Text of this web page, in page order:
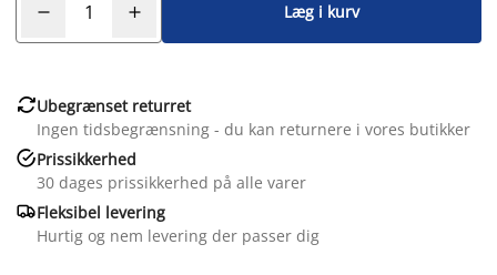
Læg i kurv
Ubegrænset returret
Ingen tidsbegrænsning - du kan returnere i vores butikker
Prissikkerhed
30 dages prissikkerhed på alle varer
Fleksibel levering
Hurtig og nem levering der passer dig